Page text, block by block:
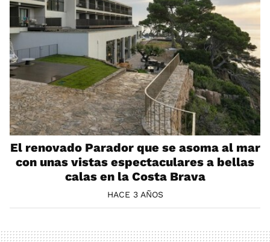
El renovado Parador que se asoma al mar
con unas vistas espectaculares a bellas
calas en la Costa Brava
HACE 3 AÑOS